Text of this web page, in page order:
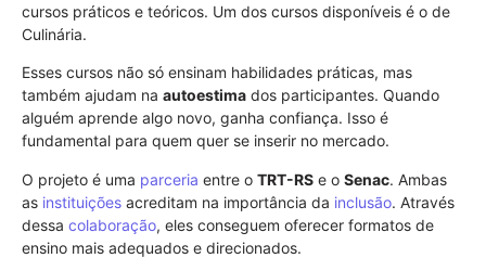
cursos práticos e teóricos. Um dos cursos disponíveis é o de
Culinária.
Esses cursos não só ensinam habilidades práticas, mas
também ajudam na autoestima dos participantes. Quando
alguém aprende algo novo, ganha confiança. Isso é
fundamental para quem quer se inserir no mercado.
O projeto é uma parceria entre o TRT-RS e o Senac. Ambas
as instituições acreditam na importância da inclusão. Através
dessa colaboração, eles conseguem oferecer formatos de
ensino mais adequados e direcionados.